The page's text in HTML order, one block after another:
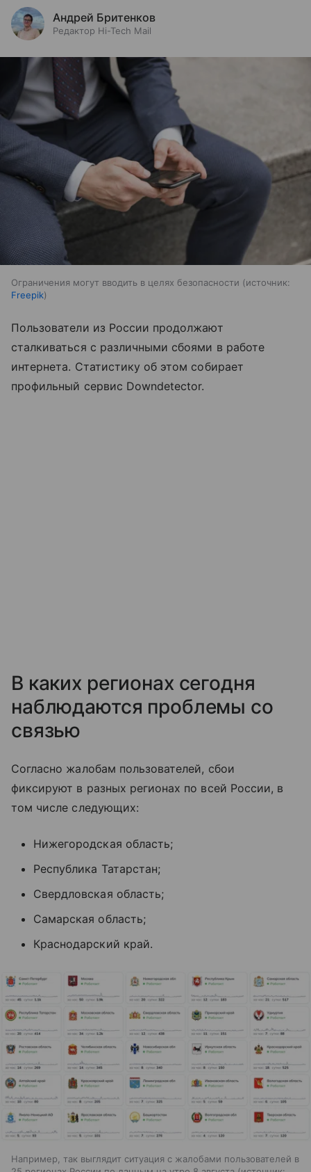
Андрей Бритенков
Редактор Hi-Tech Mail
Ограничения могут вводить в целях безопасности
источник:
Freepik
Пользователи из России продолжают
сталкиваться с различными сбоями в работе
интернета. Статистику об этом собирает
профильный сервис Downdetector.
В каких регионах сегодня
наблюдаются проблемы со
связью
Согласно жалобам пользователей, сбои
фиксируют в разных регионах по всей России, в
том числе следующих:
Нижегородская область;
Республика Татарстан;
Свердловская область;
Самарская область;
Краснодарский край.
Например, так выглядит ситуация с жалобами пользователей в